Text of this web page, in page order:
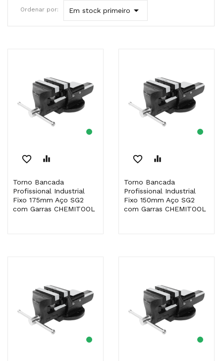
Ordenar por: Em stock primeiro 
favorite_border equalizer
Torno Bancada
Profissional Industrial
Fixo 175mm Aço SG2
com Garras CHEMITOOL
favorite_border equalizer
Torno Bancada
Profissional Industrial
Fixo 150mm Aço SG2
com Garras CHEMITOOL